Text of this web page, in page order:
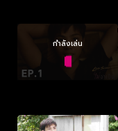
กำลังเล่น